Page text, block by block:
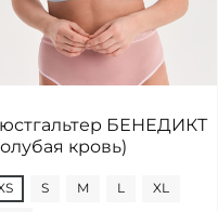
БЕНЕДИКТ
кровь)
S M L XL